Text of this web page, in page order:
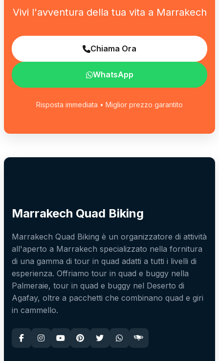
Vivi l'avventura della tua vita a Marrakech
Chiama Ora
WhatsApp
Risposta immediata • Miglior prezzo garantito
Marrakech Quad Biking
Marrakech Quad Biking è un organizzatore di attività
all'aperto a Marrakech specializzato nella fornitura
di una gamma di tour in quad adatti a tutti i livelli di
esperienza. Offriamo tour in quad e buggy nella
Palmeraie, tour in quad e buggy nel Deserto di
Agafay, oltre a pacchetti che combinano quad e giri
in cammello.